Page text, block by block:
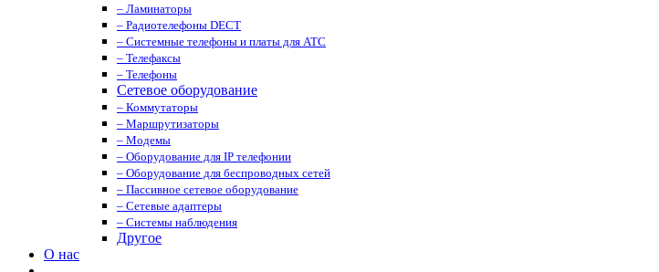
– Ламинаторы
– Радиотелефоны DECT
– Системные телефоны и платы для АТС
– Телефаксы
– Телефоны
Сетевое оборудование
– Коммутаторы
– Маршрутизаторы
– Модемы
– Оборудование для IP телефонии
– Оборудование для беспроводных сетей
– Пассивное сетевое оборудование
– Сетевые адаптеры
– Системы наблюдения
Другое
О нас